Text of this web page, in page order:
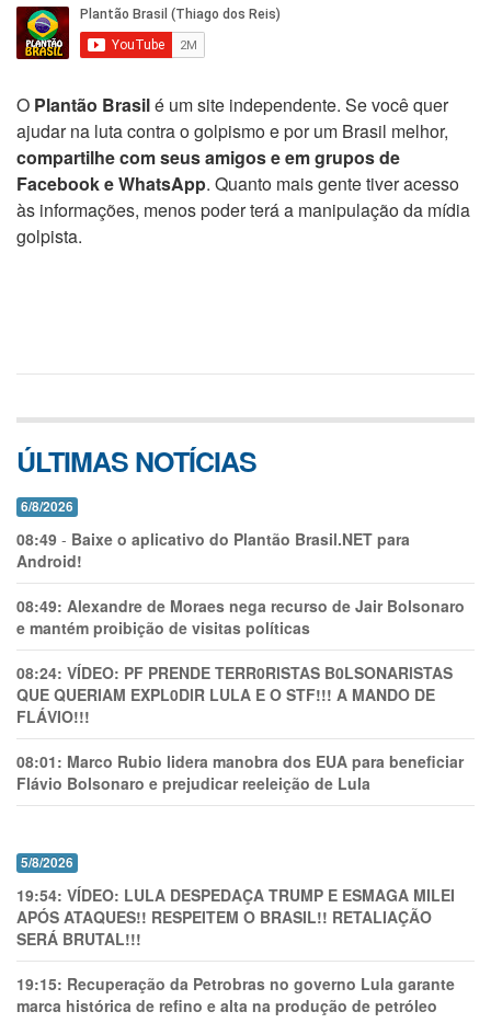
O Plantão Brasilé um site independente. Se você quer
ajudar na luta contra o golpismo e por um Brasil melhor,
compartilhe com seus amigos e em grupos de
Facebook e WhatsApp. Quanto mais gente tiver acesso
às informações, menos poder terá a manipulação da mídia
golpista.
ÚLTIMAS NOTÍCIAS
6/8/2026
08:49 - Baixe o aplicativo do Plantão Brasil.NET para
Android!
08:49: Alexandre de Moraes nega recurso de Jair Bolsonaro
e mantém proibição de visitas políticas
08:24: VÍDEO: PF PRENDE TERR0RlSTAS B0LSONARlSTAS
QUE QUERIAM EXPL0DlR LULA E O STF!!! A MANDO DE
FLÁVIO!!!
08:01: Marco Rubio lidera manobra dos EUA para beneficiar
Flávio Bolsonaro e prejudicar reeleição de Lula
5/8/2026
19:54: VÍDEO: LULA DESPEDAÇA TRUMP E ESMAGA MILEI
APÓS ATAQUES!! RESPEITEM O BRASIL!! RETALIAÇÃO
SERÁ BRUTAL!!!
19:15: Recuperação da Petrobras no governo Lula garante
marca histórica de refino e alta na produção de petróleo